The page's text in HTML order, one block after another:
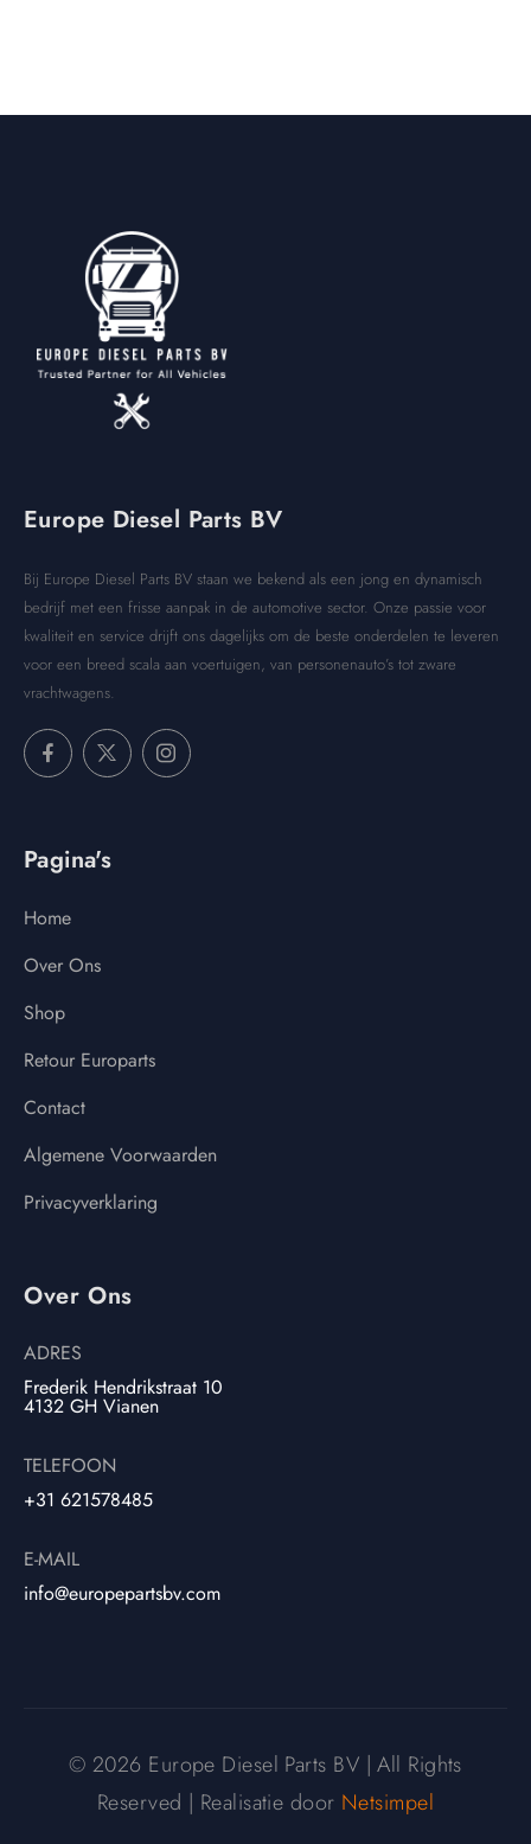
Europe Diesel Parts BV
Bij Europe Diesel Parts BV staan we bekend als een jong en dynamisch
bedrijf met een frisse aanpak in de automotive sector. Onze passie voor
kwaliteit en service drijft ons dagelijks om de beste onderdelen te leveren
voor een breed scala aan voertuigen, van personenauto’s tot zware
vrachtwagens.
Pagina's
Home
Over Ons
Shop
Retour Europarts
Contact
Algemene Voorwaarden
Privacyverklaring
Over Ons
ADRES
Frederik Hendrikstraat 10
4132 GH Vianen
TELEFOON
+31 621578485
E-MAIL
info@europepartsbv.com
© 2026 Europe Diesel Parts BV | All Rights
Reserved | Realisatie door Netsimpel